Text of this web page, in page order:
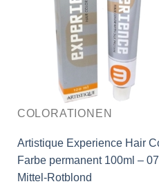
COLORATIONEN
Artistique Experience Hair
Farbe permanent 100ml –
Mittel-Rotblond